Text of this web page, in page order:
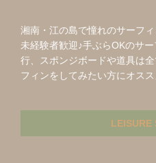
湘南・江の島で憧れのサーフィ
未経験者歓迎♪手ぶらOKのサ
行、スポンジボードや道具は
フィンをしてみたい方にオスス
LEISURE